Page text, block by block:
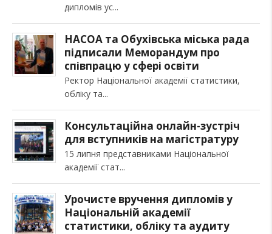
дипломів ус
НАСОА та Обухівська міська рада
підписали Меморандум про
співпрацю у сфері освіти
Ректор Національної академії статистики,
обліку та
Консультаційна онлайн-зустріч
для вступників на магістратуру
15 липня представниками Національної
академії стат
Урочисте вручення дипломів у
Національній академії
статистики, обліку та аудиту